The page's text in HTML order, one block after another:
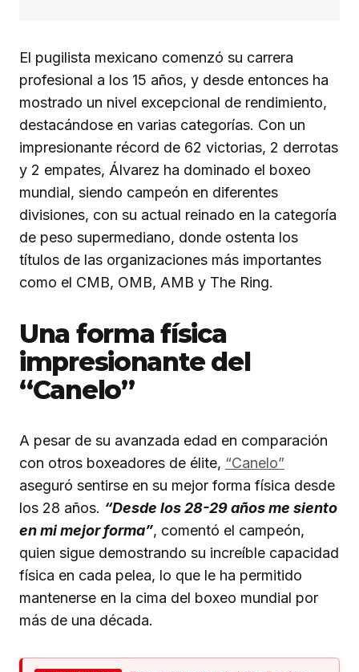
El pugilista mexicano comenzó su carrera
profesional a los 15 años, y desde entonces ha
mostrado un nivel excepcional de rendimiento,
destacándose en varias categorías. Con un
impresionante récord de 62 victorias, 2 derrotas
y 2 empates, Álvarez ha dominado el boxeo
mundial, siendo campeón en diferentes
divisiones, con su actual reinado en la categoría
de peso supermediano, donde ostenta los
títulos de las organizaciones más importantes
como el CMB, OMB, AMB y The Ring.
Una forma física
impresionante del
“Canelo”
A pesar de su avanzada edad en comparación
con otros boxeadores de élite, “Canelo”
aseguró sentirse en su mejor forma física desde
los 28 años. “Desde los 28-29 años me siento
en mi mejor forma”, comentó el campeón,
quien sigue demostrando su increíble capacidad
física en cada pelea, lo que le ha permitido
mantenerse en la cima del boxeo mundial por
más de una década.